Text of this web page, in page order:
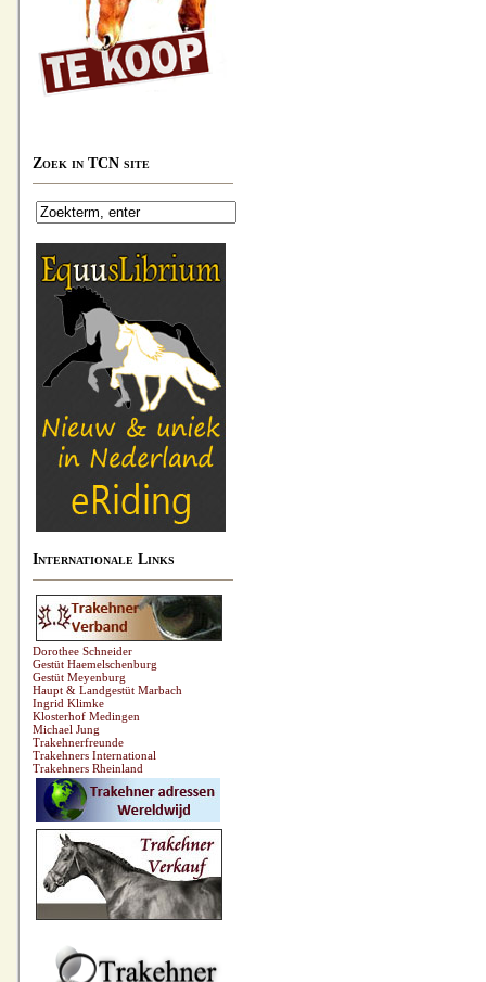
Zoek in TCN site
Internationale Links
Dorothee Schneider
Gestüt Haemelschenburg
Gestüt Meyenburg
Haupt & Landgestüt Marbach
Ingrid Klimke
Klosterhof Medingen
Michael Jung
Trakehnerfreunde
Trakehners International
Trakehners Rheinland